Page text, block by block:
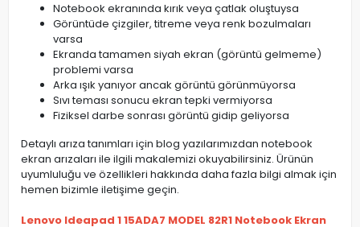
Notebook ekranında kırık veya çatlak oluştuysa
Görüntüde çizgiler, titreme veya renk bozulmaları
varsa
Ekranda tamamen siyah ekran (görüntü gelmeme)
problemi varsa
Arka ışık yanıyor ancak görüntü görünmüyorsa
Sıvı teması sonucu ekran tepki vermiyorsa
Fiziksel darbe sonrası görüntü gidip geliyorsa
Detaylı arıza tanımları için blog yazılarımızdan notebook
ekran arızaları ile ilgili makalemizi okuyabilirsiniz. Ürünün
uyumluluğu ve özellikleri hakkında daha fazla bilgi almak için
hemen bizimle iletişime geçin.
Lenovo Ideapad 1 15ADA7 MODEL 82R1 Notebook Ekran